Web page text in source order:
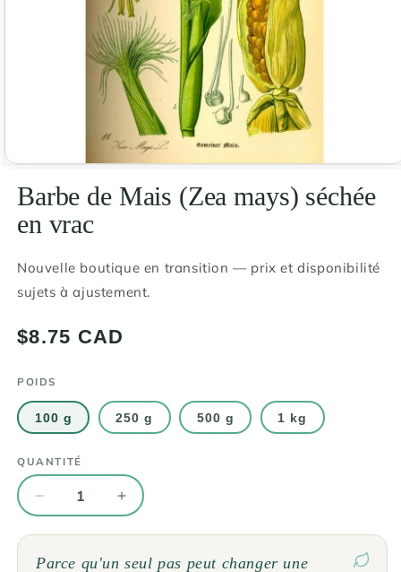
média
dans
une
modale
Barbe de Mais (Zea mays) séchée
en vrac
Nouvelle boutique en transition — prix et disponibilité
sujets à ajustement.
Prix
$8.75 CAD
POIDS
100 g 250 g 500 g 1 kg
Quantité
QUANTITÉ
Réduire
la
quantité
de
Augmenter
la
quantité
de
Parce qu'un seul pas peut changer une